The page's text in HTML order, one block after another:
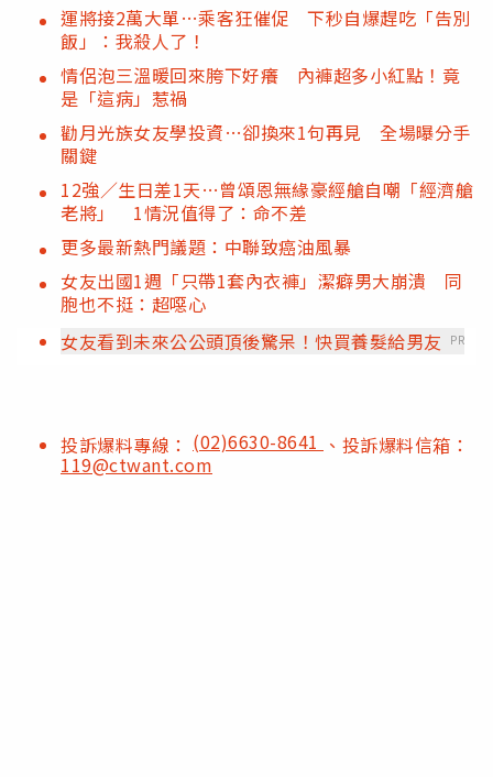
運將接2萬大單…乘客狂催促 下秒自爆趕吃「告別
飯」：我殺人了！
情侶泡三溫暖回來胯下好癢 內褲超多小紅點！竟
是「這病」惹禍
勸月光族女友學投資…卻換來1句再見 全場曝分手
關鍵
12強／生日差1天…曾頌恩無緣豪經艙自嘲「經濟艙
老將」 1情況值得了：命不差
更多最新熱門議題：中聯致癌油風暴
女友出國1週「只帶1套內衣褲」潔癖男大崩潰 同
胞也不挺：超噁心
女友看到未來公公頭頂後驚呆！快買養髮給男友
PR
投訴爆料專線： (02)6630-8641 、投訴爆料信箱：
119@ctwant.com